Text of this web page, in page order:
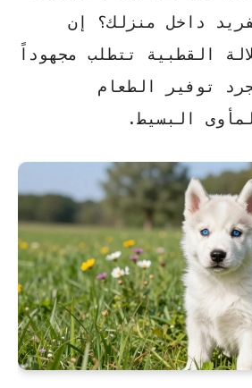
داخل منزلك؟ إن
القطبية تتطلب مجهوداً
توفير الطعام
البسيط.